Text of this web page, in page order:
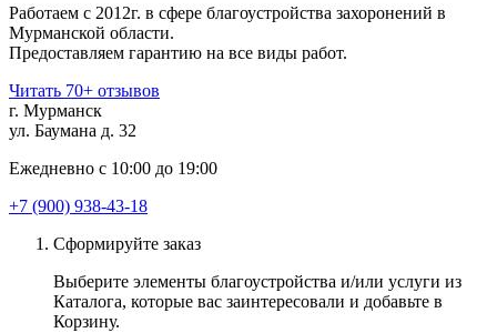
Работаем с 2012г. в сфере благоустройства захоронений в
Мурманской области.
Предоставляем гарантию на все виды работ.
Читать 70+ отзывов
г. Мурманск
ул. Баумана д. 32
Ежедневно с 10:00 до 19:00
+7 (900) 938-43-18
Сформируйте заказ
Выберите элементы благоустройства и/или услуги из
Каталога, которые вас заинтересовали и добавьте в
Корзину.